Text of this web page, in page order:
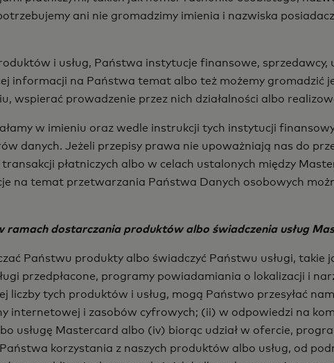
ani nie gromadzimy imienia i nazwiska
i usług, Państwa instytucje finansowe,
informacji na Państwa temat albo też możemy gromadzić
wspierać prowadzenie przez nich działalności albo
w imieniu oraz wedle instrukcji tych instytucji
danych. Jeżeli przepisy prawa nie upoważniają nas do
płatniczych albo w celach ustalonych między
na temat przetwarzania Państwa Danych osobowych
ramach dostarczania produktów albo świadczenia usług
Państwu produkty albo świadczyć Państwu usługi,
przedpłacone, programy powiadamiania o lokalizacji i
liczby tych produktów i usług, mogą Państwo przesyłać
internetowej i zasobów cyfrowych; (ii) w odpowiedzi na
usługę Mastercard albo (iv) biorąc udział w ofercie,
korzystania z naszych produktów albo usług, od